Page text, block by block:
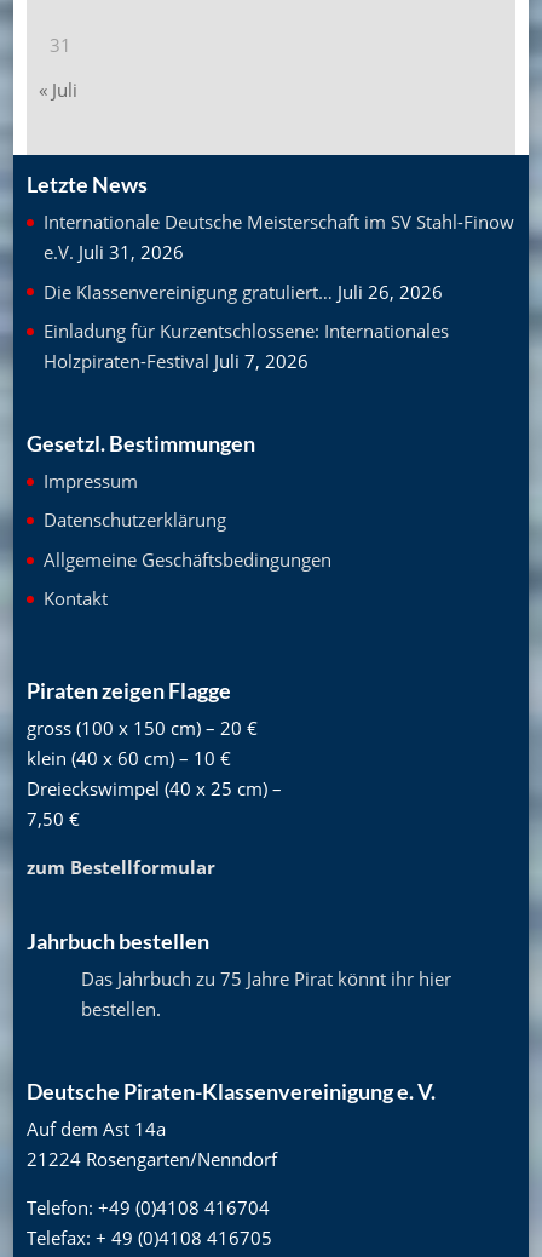
31
« Juli
Letzte News
Internationale Deutsche Meisterschaft im SV Stahl-Finow
e.V. Juli 31, 2026
Die Klassenvereinigung gratuliert… Juli 26, 2026
Einladung für Kurzentschlossene: Internationales
Holzpiraten-Festival Juli 7, 2026
Gesetzl. Bestimmungen
Impressum
Datenschutzerklärung
Allgemeine Geschäftsbedingungen
Kontakt
Piraten zeigen Flagge
gross (100 x 150 cm) – 20 €
klein (40 x 60 cm) – 10 €
Dreieckswimpel (40 x 25 cm) –
7,50 €
zum Bestellformular
Jahrbuch bestellen
Das Jahrbuch zu 75 Jahre Pirat könnt ihr hier
bestellen.
Deutsche Piraten-Klassenvereinigung e. V.
Auf dem Ast 14a
21224 Rosengarten/Nenndorf
Telefon: +49 (0)4108 416704
Telefax: + 49 (0)4108 416705